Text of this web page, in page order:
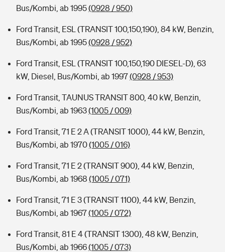
Bus/Kombi, ab 1995(0928 / 950)
Ford Transit, ESL (TRANSIT 100,150,190), 84 kW, Benzin,
Bus/Kombi, ab 1995(0928 / 952)
Ford Transit, ESL (TRANSIT 100,150,190 DIESEL-D), 63
kW, Diesel, Bus/Kombi, ab 1997(0928 / 953)
Ford Transit, TAUNUS TRANSIT 800, 40 kW, Benzin,
Bus/Kombi, ab 1963(1005 / 009)
Ford Transit, 71 E 2 A (TRANSIT 1000), 44 kW, Benzin,
Bus/Kombi, ab 1970(1005 / 016)
Ford Transit, 71 E 2 (TRANSIT 900), 44 kW, Benzin,
Bus/Kombi, ab 1968 (1005 / 071)
Ford Transit, 71 E 3 (TRANSIT 1100), 44 kW, Benzin,
Bus/Kombi, ab 1967(1005 / 072)
Ford Transit, 81 E 4 (TRANSIT 1300), 48 kW, Benzin,
Bus/Kombi, ab 1966(1005 / 073)